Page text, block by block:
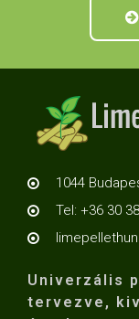
1044
Tel: +36 30
Univerzális
tervezve,